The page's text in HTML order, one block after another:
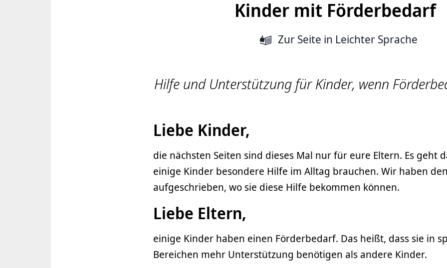
Kinder mit Förderbedarf
Zur Seite in Leichter Sprache
Hilfe und Unterstützung für Kinder, wenn
Liebe Kinder,
die nächsten Seiten sind dieses Mal nur für eure Eltern. Es geht
einige Kinder besondere Hilfe im Alltag brauchen. Wir haben
aufgeschrieben, wo sie diese Hilfe bekommen können.
Liebe Eltern,
einige Kinder haben einen Förderbedarf. Das heißt, dass sie in
Bereichen mehr Unterstützung benötigen als andere Kinder.